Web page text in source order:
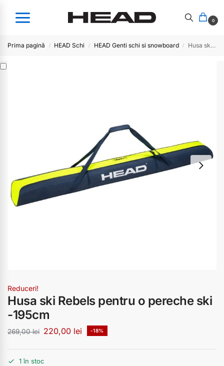
0
Prima pagină / HEAD Schi / HEAD Genti schi si snowboard / Husa ski Rebels pentru o pereche ski -195cm
Reduceri!
Husa ski Rebels pentru o pereche ski
-195cm
269,00lei 220,00 lei -18%
1 în stoc